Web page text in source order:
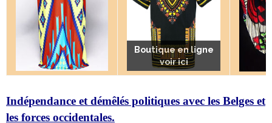
Boutique en ligne
voir ici
Boutique en ligne
voir ici
Boutique en ligne
voir ici
Indépendance et démêlés politiques avec les Belges et
les forces occidentales.